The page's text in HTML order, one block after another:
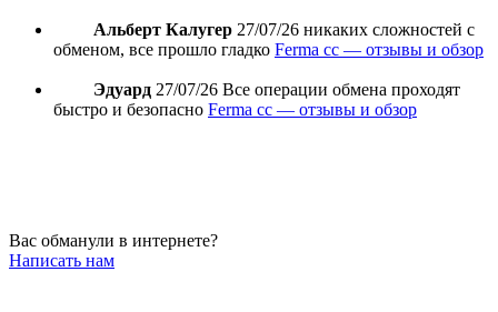
Альберт Калугер 27/07/26 никаких сложностей с
обменом, все прошло гладко Ferma cc — отзывы и обзор
Эдуард 27/07/26 Все операции обмена проходят
быстро и безопасно Ferma cc — отзывы и обзор
Вас обманули в интернете?
Написать нам